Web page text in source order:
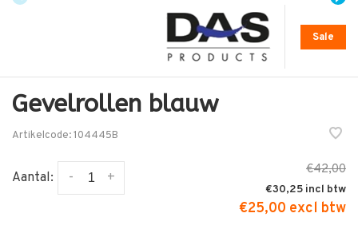
Sale
Gevelrollen blauw
Artikelcode:104445B
Aantal: +
-
€42,00
€30,25
€25,00 excl btw